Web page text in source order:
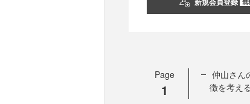
Page
1
仲山さん
徴を考える